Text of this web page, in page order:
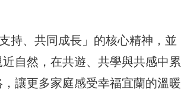
持、共同成長」的核心精神，並
自然，在共遊、共學與共感中累
讓更多家庭感受幸福宜蘭的溫暖